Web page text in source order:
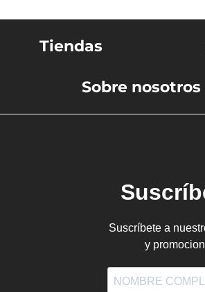
Tiendas
Sobre nosotros